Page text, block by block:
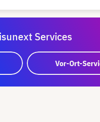
Services
Vor-Ort-